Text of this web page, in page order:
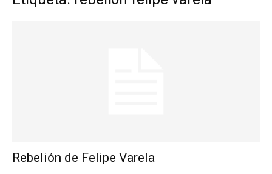
Rebelión de Felipe Varela